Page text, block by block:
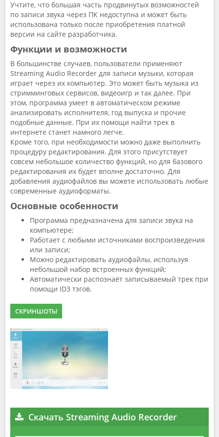
Учтите, что большая часть продвинутых возможностей
по записи звука через ПК недоступна и может быть
использована только после приобретения платной
версии на сайте разработчика.
Функции и возможности
В большинстве случаев, пользователи применяют
Streaming Audio Recorder для записи музыки, которая
играет через их компьютер. Это может быть музыка из
стримминговых сервисов, видеоигр и так далее. При
этом, программа умеет в автоматическом режиме
анализировать исполнителя, год выпуска и прочие
подобные данные. При их помощи найти трек в
интернете станет намного легче.
Кроме того, при необходимости можно даже выполнить
процедуру редактирования. Для этого присутствует
совсем небольшое количество функций, но для базового
редактирования их будет вполне достаточно. Для
добавления аудиофайлов вы можете использовать любые
современные аудиоформаты.
Основные особенности
Программа предназначена для записи звука на
компьютере;
Работает с любыми источниками воспроизведения
или записи;
Можно редактировать аудиофайлы, используя
небольшой набор встроенных функций;
Автоматически распознаёт записываемый трек при
помощи ID3 тэгов.
СКРИНШОТЫ
Скачать Streaming Audio Recorder